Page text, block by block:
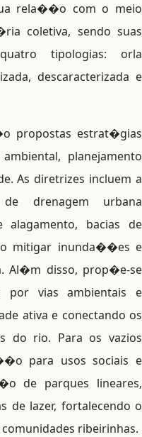
rela��o com o meio
coletiva, sendo suas
tipologias: orla
descaracterizada e
propostas estrat�gias
planejamento
As diretrizes incluem a
drenagem urbana
bacias de
mitigar inunda��es e
Al�m disso, prop�e-se
por vias ambientais e
ativa e conectando os
do rio. Para os vazios
para usos sociais e
de parques lineares,
de lazer, fortalecendo o
ribeirinhas.